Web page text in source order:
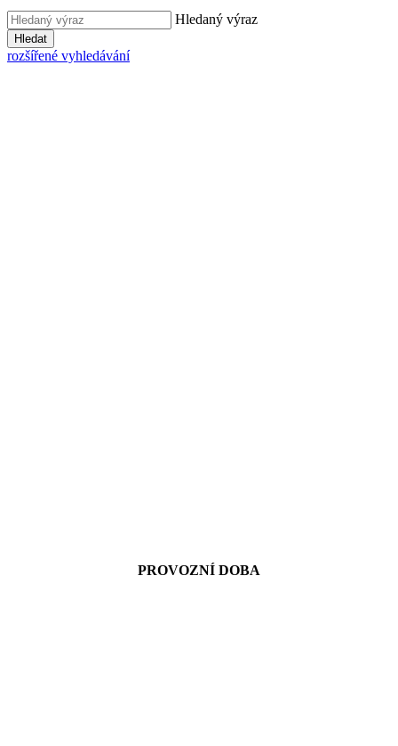
Hledaný výraz
Hledat
rozšířené vyhledávání
PROVOZNÍ DOBA